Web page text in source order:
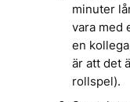
minuter
vara med
en
är att det
rollspel).